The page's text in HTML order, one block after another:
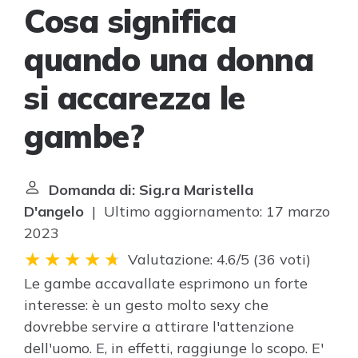
Cosa significa
quando una donna
si accarezza le
gambe?
Domanda di: Sig.ra Maristella
D'angelo | Ultimo aggiornamento: 17 marzo
2023
Valutazione: 4.6/5 (36 voti)
Le gambe accavallate esprimono un forte
interesse: è un gesto molto sexy che
dovrebbe servire a attirare l'attenzione
dell'uomo. E, in effetti, raggiunge lo scopo. E'